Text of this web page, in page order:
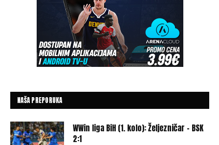
NAŠA PREPORUKA
WWin liga BiH (1. kolo): Željezničar – BSK
2:1